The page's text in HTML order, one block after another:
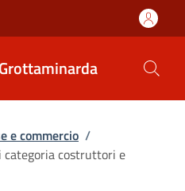
e commercio /
categoria costruttori e